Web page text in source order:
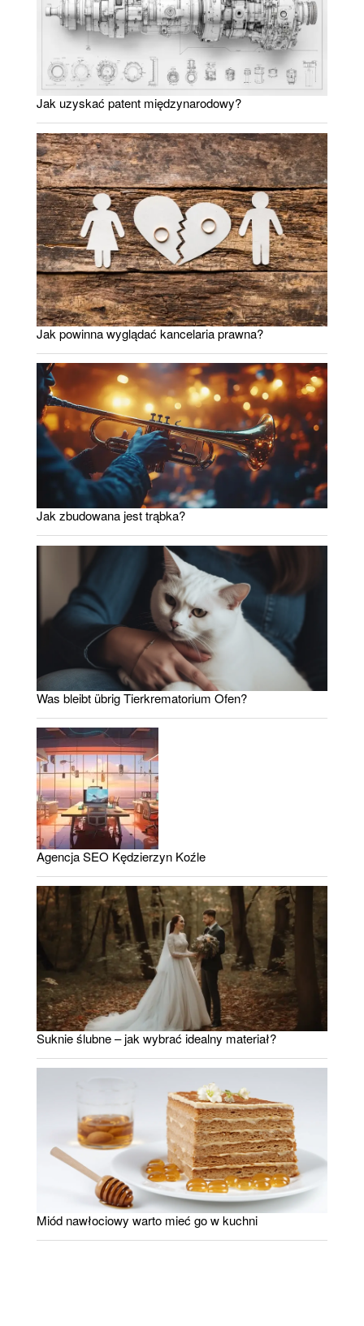
Jak uzyskać patent międzynarodowy?
Jak powinna wyglądać kancelaria prawna?
Jak zbudowana jest trąbka?
Was bleibt übrig Tierkrematorium Ofen?
Agencja SEO Kędzierzyn Koźle
Suknie ślubne – jak wybrać idealny materiał?
Miód nawłociowy warto mieć go w kuchni